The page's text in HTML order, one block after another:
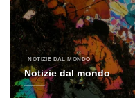
NOTIZIE DAL MONDO
Notizie dal mondo